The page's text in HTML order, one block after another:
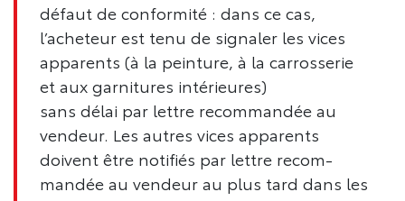
défaut de conformité : dans ce cas,
l’acheteur est tenu de signaler les vices
apparents (à la peinture, à la carrosserie
et aux garnitures intérieures)
sans délai par lettre recommandée au
vendeur. Les autres vices apparents
doivent être notifiés par lettre recom-
mandée au vendeur au plus tard dans les